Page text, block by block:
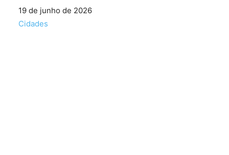
Data
19 de junho de 2026
Em relação a
Cidades